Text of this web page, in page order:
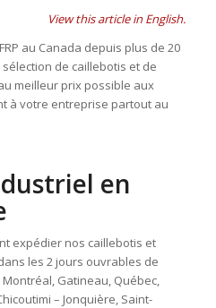
View this article in English.
au Canada depuis plus de 20
de caillebotis et de
meilleur prix possible aux
à votre entreprise partout au
en
expédier nos caillebotis et
les 2 jours ouvrables de
Gatineau, Québec,
– Jonquière, Saint-